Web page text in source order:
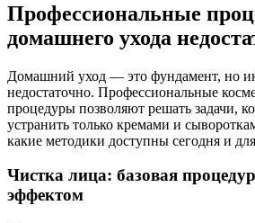
Профессиональные
домашнего ухода
Домашний уход — это фундамент, но
недостаточно. Профессиональные
процедуры позволяют решать задачи,
устранить только кремами и
какие методики доступны сегодня и
Чистка лица: базовая
эффектом